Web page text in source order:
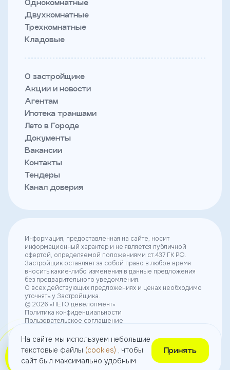
Выбрать
Однокомнатные
Двухкомнатные
Трехкомнатные
Кладовые
О застройщике
Акции и новости
Агентам
Ипотека траншами
Лето в Городе
Документы
Вакансии
Контакты
Тендеры
Канал доверия
Информация, предоставленная на сайте, носит
информационный характер и не является публичной
офертой, определяемой положениями ст.437 ГК РФ.
Застройщик оставляет за собой право в любое время
вносить какие-либо изменения в данные предложения
без предварительного уведомления.
О всех действующих предложениях и ценах необходимо
уточнять у Застройщика.
© 2026 «ЛЕТО девелопмент»
Политика конфиденциальности
Пользовательское соглашение
Согласие на использование небольших текстовых
файлов (cookies)
На сайте мы используем небольшие
текстовые файлы (cookies) , чтобы
сайт был максимально удобным
Принять